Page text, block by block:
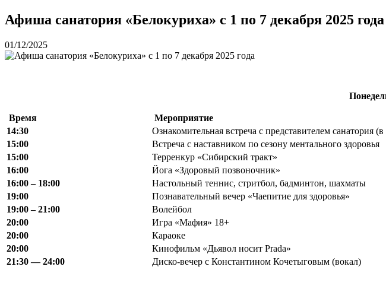
Афиша санатория «Белокуриха» с 1 по 7 декабря 2025 года
01/12/2025
Время Мероприятие
14:30
Ознакомительная встреча с представителем санатория
15:00
Встреча с наставником по сезону ментального здоровья
15:00
Терренкур «Сибирский тракт»
16:00
Йога «Здоровый позвоночник»
16:00 – 18:00
Настольный теннис, стритбол, бадминтон, шахматы
19:00
Познавательный вечер «Чаепитие для здоровья»
19:00 – 21:00
Волейбол
20:00
Игра «Мафия» 18+
20:00
Караоке
20:00
Кинофильм «Дьявол носит Prada»
21:30 — 24:00
Диско-вечер с Константином Кочетыговым (вокал)